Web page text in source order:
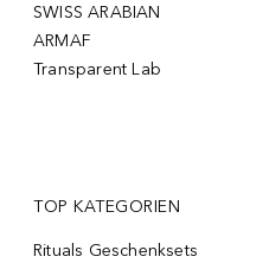
SWISS ARABIAN
ARMAF
Transparent Lab
TOP KATEGORIEN
Rituals Geschenksets